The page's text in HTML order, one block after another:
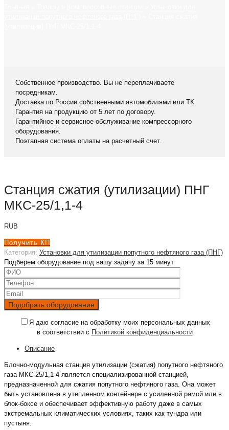
Собственное производство. Вы не переплачиваете
посредникам.
Доставка по России собственными автомобилями или ТК.
Гарантия на продукцию от 5 лет по договору.
Гарантийное и сервисное обслуживание компрессорного
оборудования.
Поэтапная система оплаты на расчетный счет.
Станция сжатия (утилизации) ПНГ
МКС-25/1,1-4
RUB
Получить КП
Категория: Установки для утилизации попутного нефтяного газа (ПНГ)
Подберем оборудование под вашу задачу за 15 минут
Я даю согласие на обработку моих персональных данных
в соответствии с Политикой конфиденциальности
Описание
Блочно-модульная станция утилизации (сжатия) попутного нефтяного
газа МКС-25/1,1-4 является специализированной станцией,
предназначенной для сжатия попутного нефтяного газа. Она может
быть установлена в утепленном контейнере с усиленной рамой или в
блок-боксе и обеспечивает эффективную работу даже в самых
экстремальных климатических условиях, таких как тундра или
пустыня.